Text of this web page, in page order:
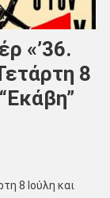
«’36.
8
8 Ιούλη και